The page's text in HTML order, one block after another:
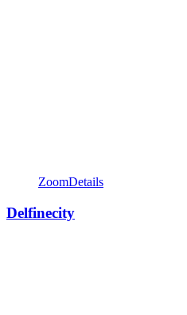
ZoomDetails
Delfinecity